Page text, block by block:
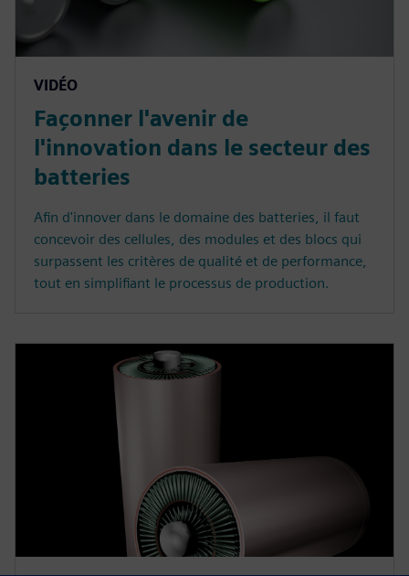
VIDÉO
Façonner l'avenir de
l'innovation dans le secteur des
batteries
Afin d'innover dans le domaine des batteries, il faut
concevoir des cellules, des modules et des blocs qui
surpassent les critères de qualité et de performance,
tout en simplifiant le processus de production.